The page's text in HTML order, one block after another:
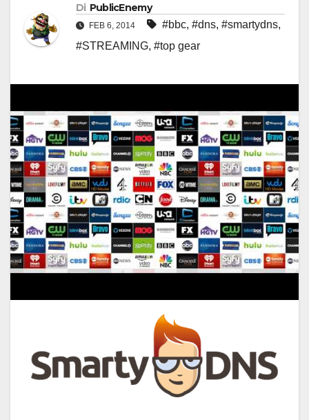
Di PublicEnemy
FEB 6, 2014 #bbc, #dns, #smartydns,
#STREAMING, #top gear